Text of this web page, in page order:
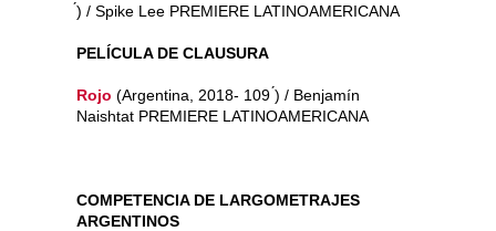
́) / Spike Lee ​PREMIERE LATINOAMERICANA
PELÍCULA DE CLAUSURA
Rojo ​ (Argentina, 2018- 109 ́) / Benjamín
Naishtat ​PREMIERE LATINOAMERICANA
COMPETENCIA DE LARGOMETRAJES
ARGENTINOS